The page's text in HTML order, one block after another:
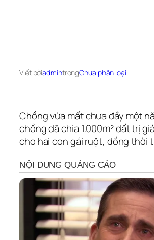
Viết bởiadmintrongChưa phân loại
Chồng vừa mất chưa đầy một
chồng đã chia 1.000m² đất trị
cho hai con gái ruột, đồng thời